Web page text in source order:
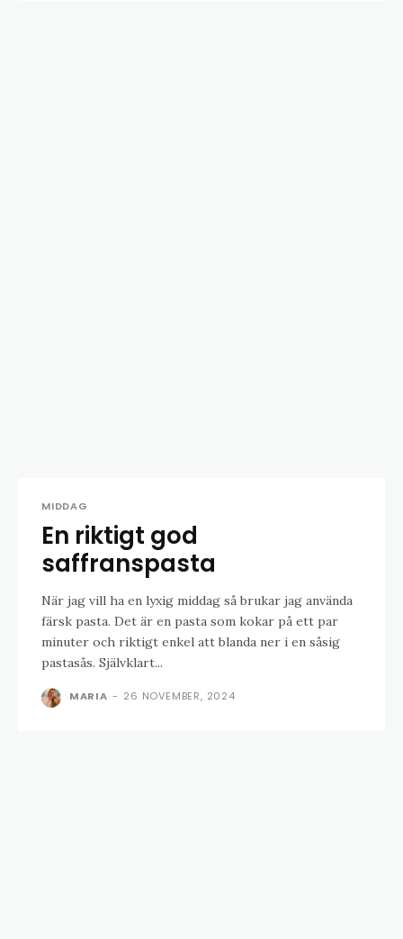
MIDDAG
En riktigt god
saffranspasta
När jag vill ha en lyxig middag så brukar jag använda
färsk pasta. Det är en pasta som kokar på ett par
minuter och riktigt enkel att blanda ner i en såsig
pastasås. Självklart...
MARIA - 26 NOVEMBER, 2024